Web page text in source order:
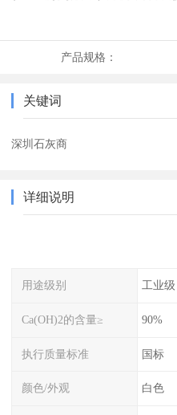
产品规格：
关键词
深圳石灰商
详细说明
用途级别 工业级
Ca(OH)2的含量≥ 90%
执行质量标准 国标
颜色/外观 白色